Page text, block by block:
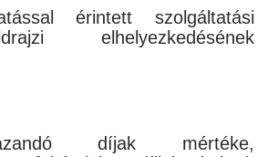
érintett szolgáltatási
elhelyezkedésének
díjak mértéke,